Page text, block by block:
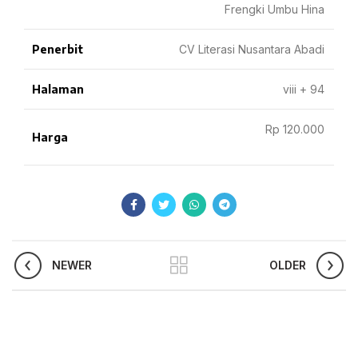
Frengki Umbu Hina
Penerbit CV Literasi Nusantara Abadi
Halaman viii + 94
Harga
Rp 120.000
NEWER OLDER